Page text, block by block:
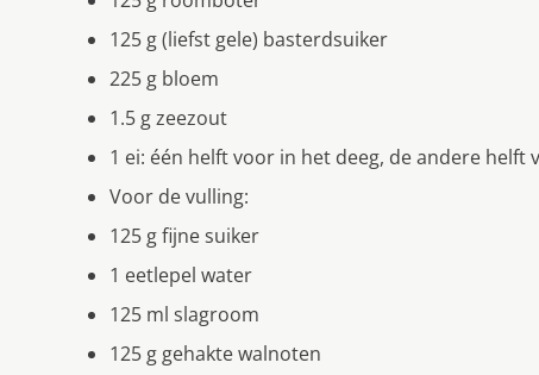
125 g (liefst gele) basterdsuiker
225 g bloem
1.5 g zeezout
1 ei: één helft voor in het deeg, de andere
Voor de vulling:
125 g fijne suiker
1 eetlepel water
125 ml slagroom
125 g gehakte walnoten